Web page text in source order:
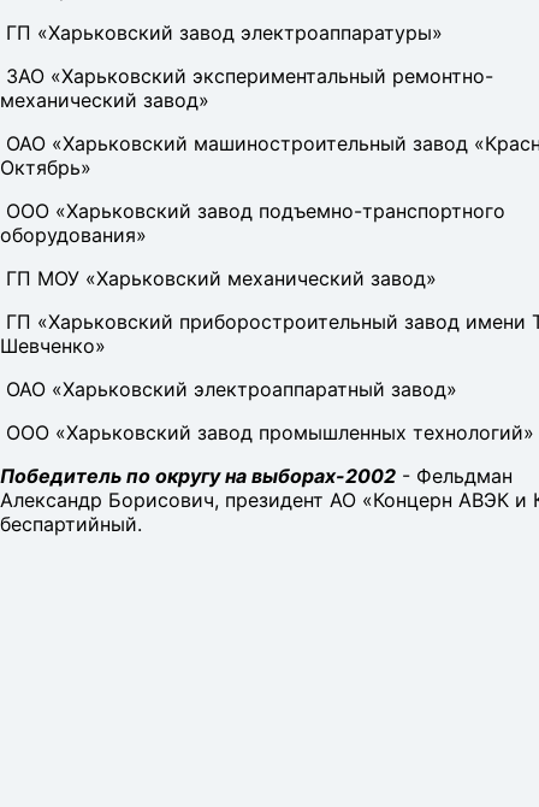
ГП «Харьковский завод электроаппаратуры»
ЗАО «Харьковский экспериментальный ремонтно-
механический завод»
ОАО «Харьковский машиностроительный завод
Октябрь»
ООО «Харьковский завод подъемно-транспортного
оборудования»
ГП МОУ «Харьковский механический завод»
ГП «Харьковский приборостроительный завод имени
Шевченко»
ОАО «Харьковский электроаппаратный завод»
ООО «Харьковский завод промышленных технологий»
Победитель по округу на выборах-2002 - Фельдман
Александр Борисович, президент АО «Концерн АВЭК и
беспартийный.